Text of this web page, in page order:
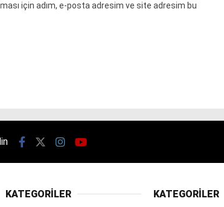
için adım, e-posta adresim ve site adresim bu
KATEGORİLER KATEGORİLER